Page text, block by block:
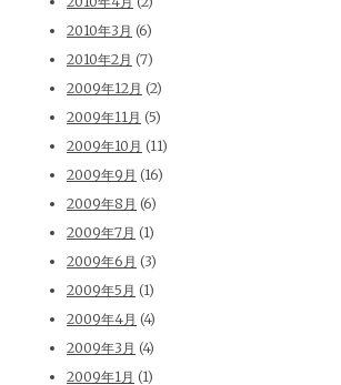
2010年3月 (6)
2010年2月 (7)
2009年12月 (2)
2009年11月 (5)
2009年10月 (11)
2009年9月 (16)
2009年8月 (6)
2009年7月 (1)
2009年6月 (3)
2009年5月 (1)
2009年4月 (4)
2009年3月 (4)
2009年1月 (1)